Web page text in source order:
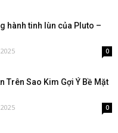
hành tinh lùn của Pluto –
0
Trên Sao Kim Gợi Ý Bề Mặt
0